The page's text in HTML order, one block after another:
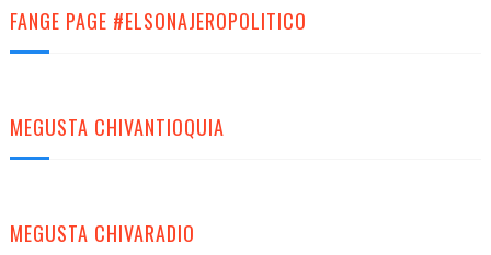
FANGE PAGE #ELSONAJEROPOLITICO
MEGUSTA CHIVANTIOQUIA
MEGUSTA CHIVARADIO